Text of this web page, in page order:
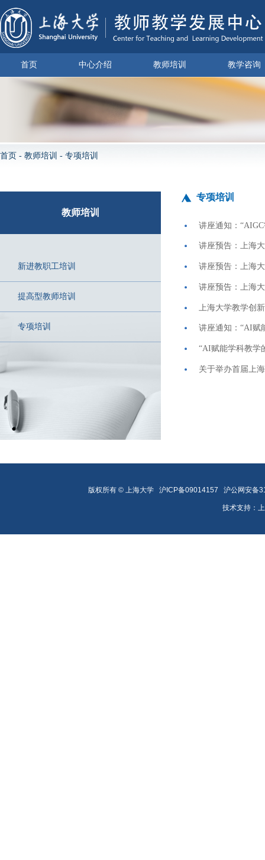
首页 中心介绍 教师培训 教学咨询
首页 - 教师培训 - 专项培训
教师培训
新进教职工培训
提高型教师培训
专项培训
专项培训
讲座通知：
讲座通知：“AI赋
“AI赋能学科教学
版权所有 © 上海大学 沪ICP备09014157 沪公网安备
技术支持：